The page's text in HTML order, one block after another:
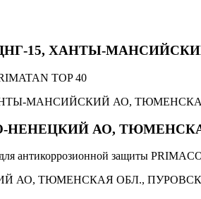
15, ХАНТЫ-
TOP 40
НЕНЕЦКИЙ АО,
антикоррозионной защиты